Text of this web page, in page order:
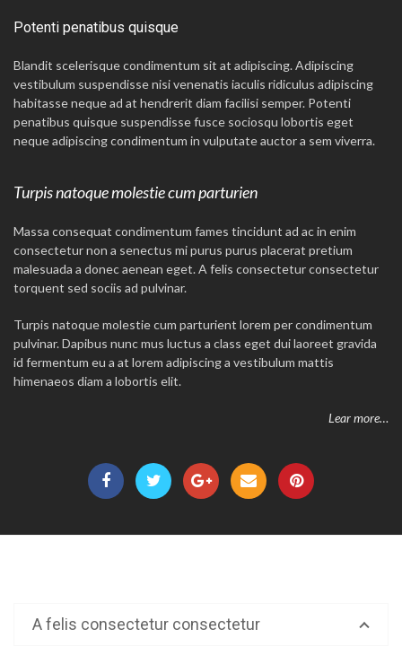
Potenti penatibus quisque
Blandit scelerisque condimentum sit at adipiscing. Adipiscing
vestibulum suspendisse nisi venenatis iaculis ridiculus adipiscing
habitasse neque ad at hendrerit diam facilisi semper. Potenti
penatibus quisque suspendisse fusce sociosqu lobortis eget
neque adipiscing condimentum in vulputate auctor a sem viverra.
Turpis natoque molestie cum parturien
Massa consequat condimentum fames tincidunt ad ac in enim
consectetur non a senectus mi purus purus placerat pretium
malesuada a donec aenean eget. A felis consectetur consectetur
torquent sed sociis ad pulvinar.
Turpis natoque molestie cum parturient lorem per condimentum
pulvinar. Dapibus nunc mus luctus a class eget dui laoreet gravida
id fermentum eu a at lorem adipiscing a vestibulum mattis
himenaeos diam a lobortis elit.
Lear more…
A felis consectetur consectetur